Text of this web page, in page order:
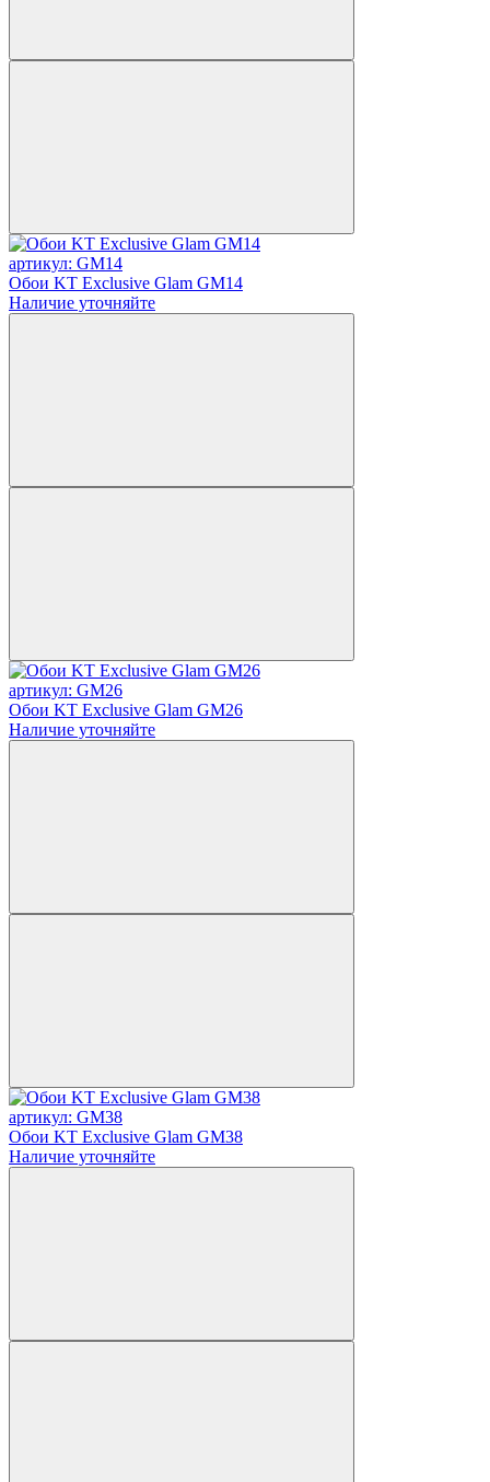
артикул: GM14
Обои KT Exclusive Glam GM14
Наличие уточняйте
артикул: GM26
Обои KT Exclusive Glam GM26
Наличие уточняйте
артикул: GM38
Обои KT Exclusive Glam GM38
Наличие уточняйте